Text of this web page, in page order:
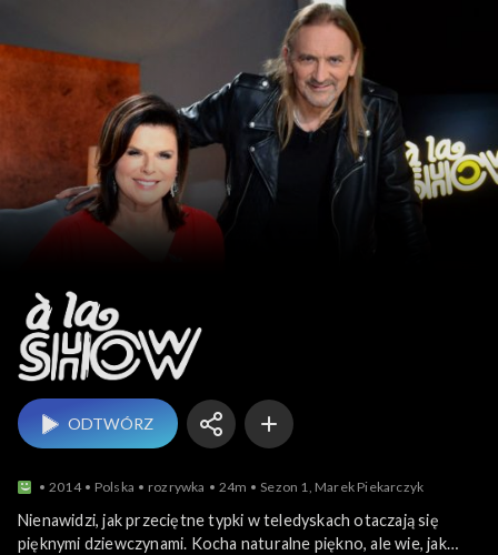
ODTWÓRZ
2014 Polska rozrywka 24m Sezon 1, Marek Piekarczyk
Nienawidzi, jak przeciętne typki w teledyskach otaczają się
pięknymi dziewczynami. Kocha naturalne piękno, ale wie, jak